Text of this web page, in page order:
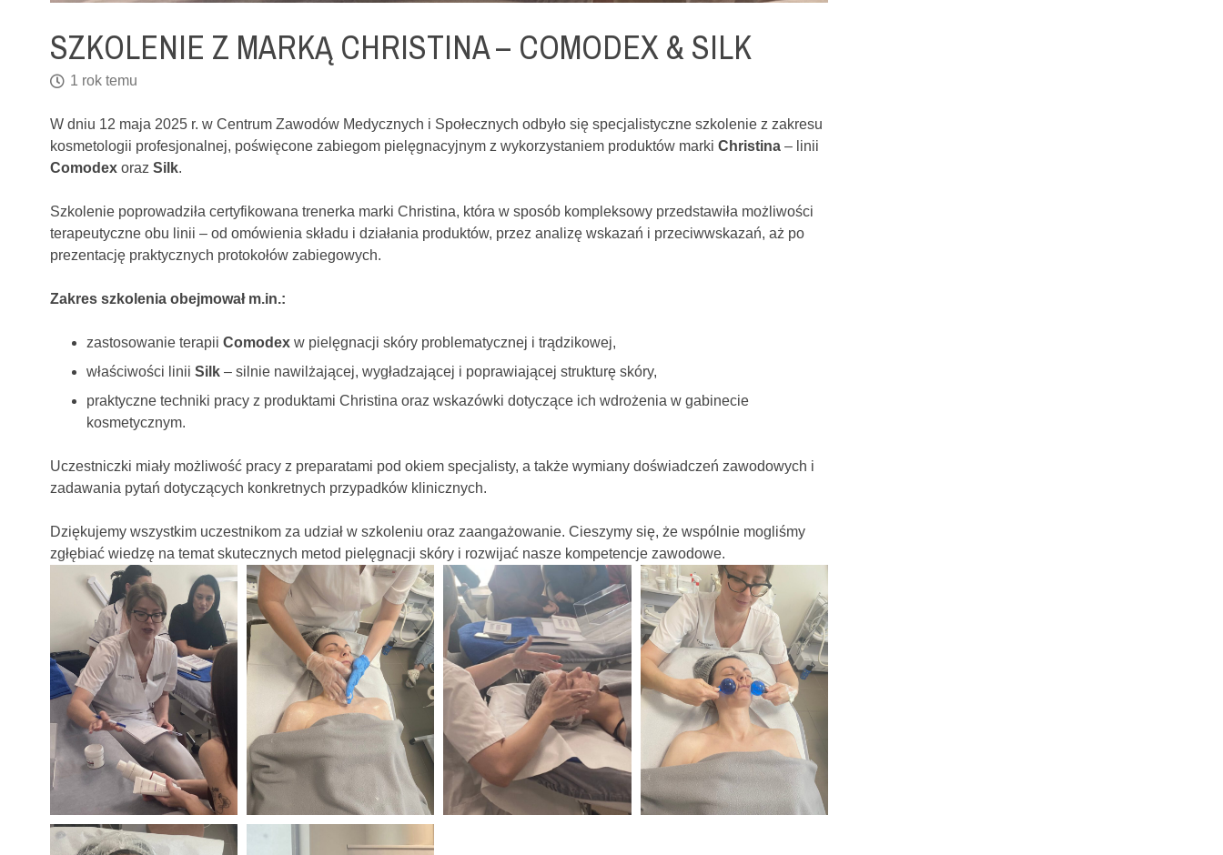
SZKOLENIE Z MARKĄ CHRISTINA – COMODEX & SILK
1 rok temu
W dniu 12 maja 2025 r. w Centrum Zawodów Medycznych i Społecznych odbyło się specjalistyczne szkolenie z zakresu
kosmetologii profesjonalnej, poświęcone zabiegom pielęgnacyjnym z wykorzystaniem produktów marki Christina – linii
Comodex oraz Silk.
Szkolenie poprowadziła certyfikowana trenerka marki Christina, która w sposób kompleksowy przedstawiła możliwości
terapeutyczne obu linii – od omówienia składu i działania produktów, przez analizę wskazań i przeciwwskazań, aż po
prezentację praktycznych protokołów zabiegowych.
Zakres szkolenia obejmował m.in.:
zastosowanie terapii Comodex w pielęgnacji skóry problematycznej i trądzikowej,
właściwości linii Silk – silnie nawilżającej, wygładzającej i poprawiającej strukturę skóry,
praktyczne techniki pracy z produktami Christina oraz wskazówki dotyczące ich wdrożenia w gabinecie
kosmetycznym.
Uczestniczki miały możliwość pracy z preparatami pod okiem specjalisty, a także wymiany doświadczeń zawodowych i
zadawania pytań dotyczących konkretnych przypadków klinicznych.
Dziękujemy wszystkim uczestnikom za udział w szkoleniu oraz zaangażowanie. Cieszymy się, że wspólnie mogliśmy
zgłębiać wiedzę na tematskutecznych metod pielęgnacji skóry i rozwijać nasze kompetencje zawodowe.